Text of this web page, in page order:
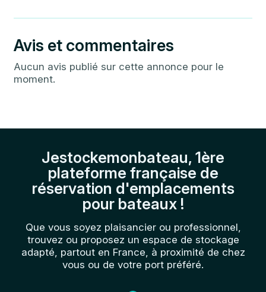
Avis et commentaires
Aucun avis publié sur cette annonce pour le
moment.
Jestockemonbateau, 1ère
plateforme française de
réservation d'emplacements
pour bateaux !
Que vous soyez plaisancier ou professionnel,
trouvez ou proposez un espace de stockage
adapté, partout en France, à proximité de chez
vous ou de votre port préféré.